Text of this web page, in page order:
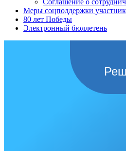
Соглашение о
Меры соцподдержки
80 лет Победы
Электронный бюллетень